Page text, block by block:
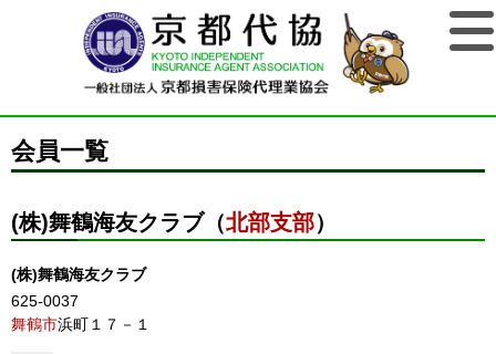
会員一覧
(株)舞鶴海友クラブ（北部支部）
(株)舞鶴海友クラブ
625-0037
舞鶴市浜町１７－１